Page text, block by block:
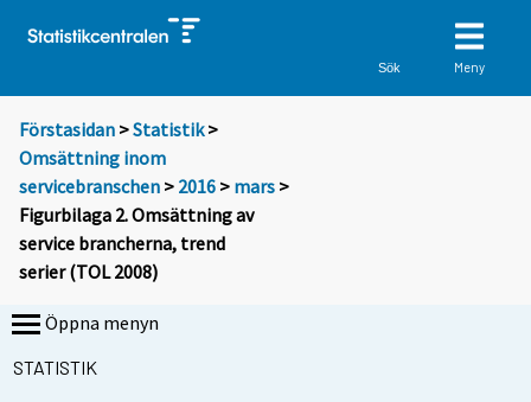
Sök Meny
Förstasidan >Statistik >
Omsättning inom
servicebranschen > 2016 > mars >
Figurbilaga 2. Omsättning av
service brancherna, trend
serier (TOL 2008)
Öppna menyn
STATISTIK